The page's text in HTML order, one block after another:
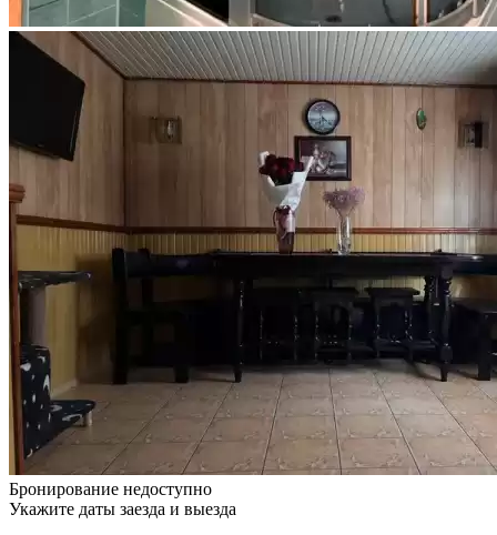
Бронирование недоступно
Укажите даты заезда и выезда